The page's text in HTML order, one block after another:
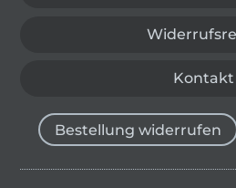
Kontakt
Bestellung widerrufen